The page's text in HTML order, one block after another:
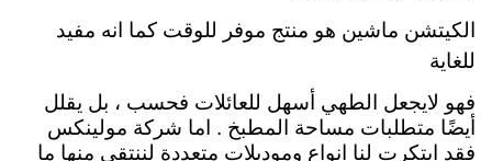
الكيتشن ماشين هو منتج موفر للوقت كما انه مفيد
للغاية
فهو لايجعل الطهي أسهل للعائلات فحسب ، بل يقلل
أيضًا متطلبات مساحة المطبخ . اما شركة مولينكس
فقد ابتكرت لنا انواع وموديلات متعددة لننتقي منها ما